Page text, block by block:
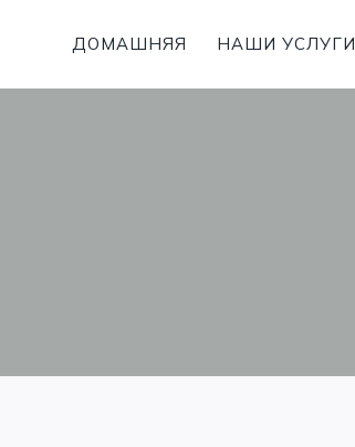
ДОМАШНЯЯ НАШИ УСЛУГИ